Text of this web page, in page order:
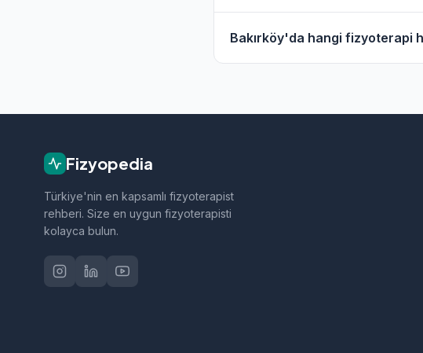
geçebilirsiniz.
Bakırköy'da hangi fizyoterapi
Fizyopedia
Türkiye'nin en kapsamlı fizyoterapist
rehberi. Size en uygun fizyoterapisti
kolayca bulun.